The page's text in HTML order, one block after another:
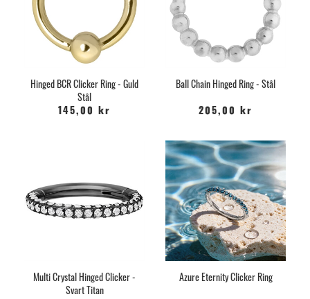
Hinged BCR Clicker Ring - Guld
Stål
145,00 kr
Ball Chain Hinged Ring - Stål
205,00 kr
Multi Crystal Hinged Clicker -
Svart Titan
Azure Eternity Clicker Ring